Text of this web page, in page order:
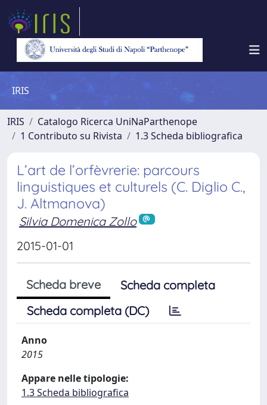
IRIS
IRIS
Catalogo Ricerca UniNaParthenope
1 Contributo su Rivista
1.3 Scheda bibliografica
L’art de l’orfèvrerie: parcours
linguistiques et culturels (C. Diglio C.,
J. Altmanova)
Silvia Domenica Zollo
2015-01-01
Scheda breve
Scheda completa
Scheda completa (DC)
Anno
2015
Appare nelle tipologie:
1.3 Scheda bibliografica